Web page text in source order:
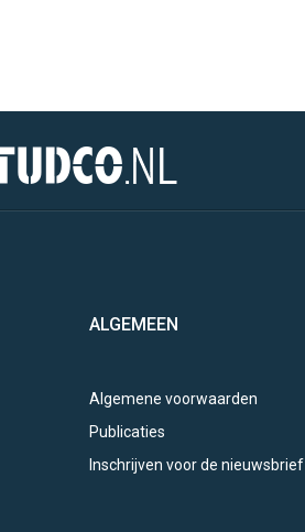
ALGEMEEN
Algemene voorwaarden
Publicaties
Inschrijven voor de nieuwsbrief